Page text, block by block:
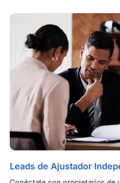
Leads de Ajustador